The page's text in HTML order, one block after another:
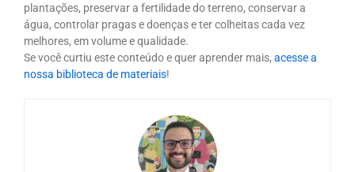
plantações, preservar a fertilidade do terreno, conservar a
água, controlar pragas e doenças e ter colheitas cada vez
melhores, em volume e qualidade.
Se você curtiu este conteúdo e quer aprender mais, acesse a
nossa biblioteca de materiais!